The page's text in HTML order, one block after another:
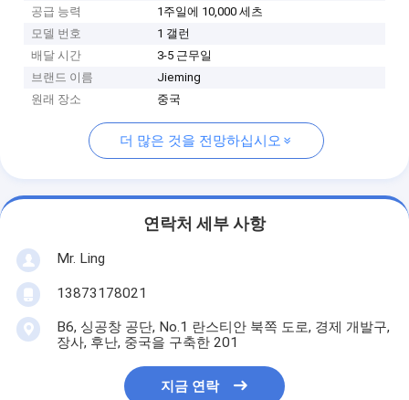
공급 능력
1주일에 10,000 세츠
모델 번호
1 갤런
배달 시간
3-5 근무일
브랜드 이름
Jieming
원래 장소
중국
더 많은 것을 전망하십시오
연락처 세부 사항
Mr. Ling
13873178021
B6, 싱공창 공단, No.1 란스티안 북쪽 도로, 경제 개발구,
장사, 후난, 중국을 구축한 201
지금 연락